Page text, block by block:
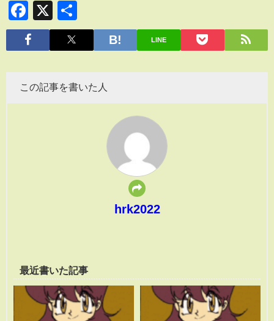
Facebook
X
有
LINE
この記事を書いた人
hrk2022
最近書いた記事